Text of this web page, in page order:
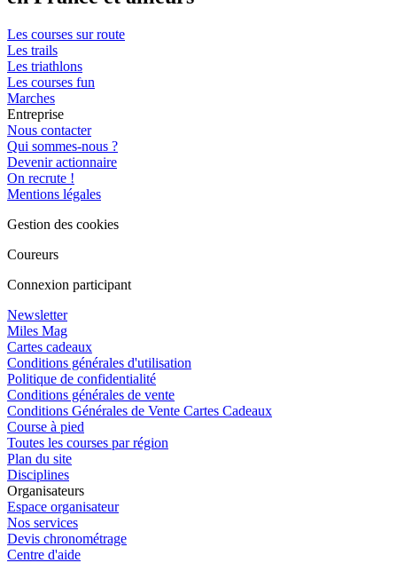
Les courses sur route
Les trails
Les triathlons
Les courses fun
Marches
Entreprise
Nous contacter
Qui sommes-nous ?
Devenir actionnaire
On recrute !
Mentions légales
Gestion des cookies
Coureurs
Connexion participant
Newsletter
Miles Mag
Cartes cadeaux
Conditions générales d'utilisation
Politique de confidentialité
Conditions générales de vente
Conditions Générales de Vente Cartes Cadeaux
Course à pied
Toutes les courses par région
Plan du site
Disciplines
Organisateurs
Espace organisateur
Nos services
Devis chronométrage
Centre d'aide